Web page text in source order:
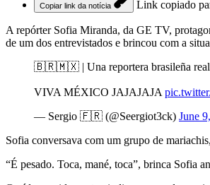
Copiar link da notícia Link copiado
A repórter Sofia Miranda, da GE TV,
de um dos entrevistados e brincou com a
🇧🇷🇲🇽 | Una reportera brasileña
VIVA MÉXICO JAJAJAJA
— Sergio 🇫🇷 (@Seergiot3ck) June
Sofia conversava com um grupo de
“É pesado. Toca, mané, toca”, brinca Sofia